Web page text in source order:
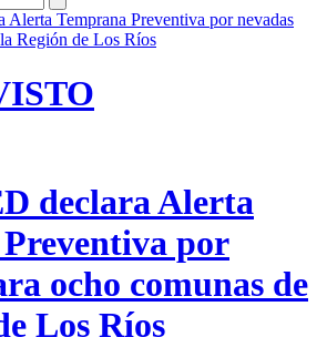
declara Alerta
por
ocho comunas de
Los Ríos